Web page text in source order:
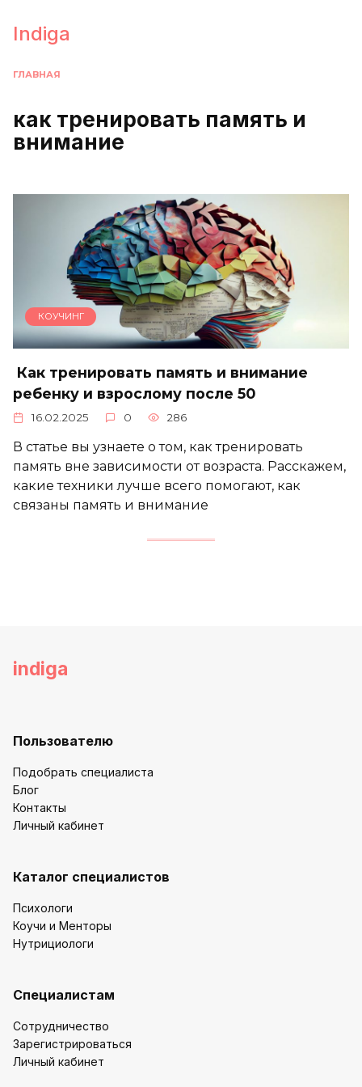
содержанию
Indiga
ГЛАВНАЯ
как тренировать память и
внимание
КОУЧИНГ
Как тренировать память и внимание
ребенку и взрослому после 50
16.02.2025 0 286
В статье вы узнаете о том, как тренировать
память вне зависимости от возраста. Расскажем,
какие техники лучше всего помогают, как
связаны память и внимание
indiga
Пользователю
Подобрать специалиста
Блог
Контакты
Личный кабинет
Каталог специалистов
Психологи
Коучи и Менторы
Нутрициологи
Специалистам
Сотрудничество
Зарегистрироваться
Личный кабинет